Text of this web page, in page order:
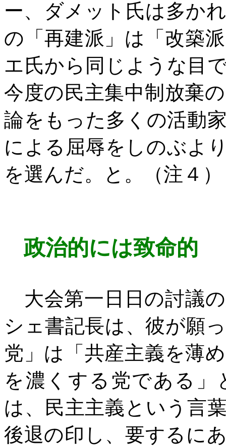
ー、ダメット氏は多か
の「再建派」は「改築
エ氏から同じような目
今度の民主集中制放棄
論をもった多くの活動
による屈辱をしのぶよ
を選んだ。と。（注４）
政治的には致命的
大会第一日日の討議
シェ書記長は、彼が願
党」は「共産主義を薄
を濃くする党である」
は、民主主義という言
後退の印し、要するに